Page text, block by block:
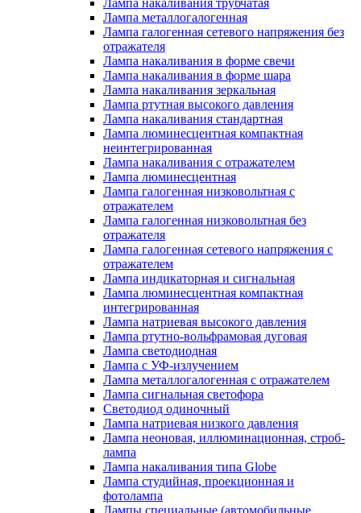
Лампа накаливания трубчатая
Лампа металлогалогенная
Лампа галогенная сетевого напряжения без
отражателя
Лампа накаливания в форме свечи
Лампа накаливания в форме шара
Лампа накаливания зеркальная
Лампа ртутная высокого давления
Лампа накаливания стандартная
Лампа люминесцентная компактная
неинтегрированная
Лампа накаливания с отражателем
Лампа люминесцентная
Лампа галогенная низковольтная с
отражателем
Лампа галогенная низковольтная без
отражателя
Лампа галогенная сетевого напряжения с
отражателем
Лампа индикаторная и сигнальная
Лампа люминесцентная компактная
интегрированная
Лампа натриевая высокого давления
Лампа ртутно-вольфрамовая дуговая
Лампа светодиодная
Лампа с УФ-излучением
Лампа металлогалогенная с отражателем
Лампа сигнальная светофора
Светодиод одиночный
Лампа натриевая низкого давления
Лампа неоновая, иллюминационная, строб-
лампа
Лампа накаливания типа Globe
Лампа студийная, проекционная и
фотолампа
Лампы специальные (автомобильные,